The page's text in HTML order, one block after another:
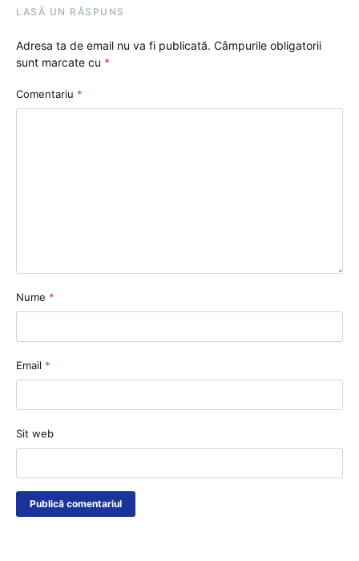
LASĂ UN RĂSPUNS
Adresa ta de email nu va fi publicată. Câmpurile obligatorii
sunt marcate cu *
Comentariu *
Nume *
Email *
Sit web